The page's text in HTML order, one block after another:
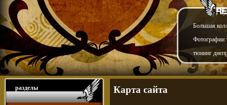
Большая
Фотографии
тюнинг
разделы Карта сайта